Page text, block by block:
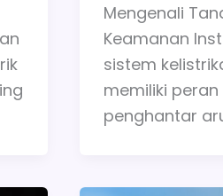
Mengenali
Keamanan
sistem
memiliki
penghantar